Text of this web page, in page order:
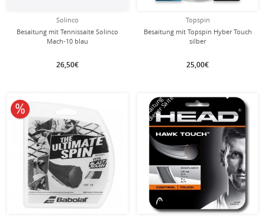
Solinco
Besaitung mit Tennissaite Solinco
Mach-10 blau
26,50€
Topspin
Besaitung mit Topspin Hyber Touch
silber
25,00€
10% reduziert Besaitung
mit dieser Saite